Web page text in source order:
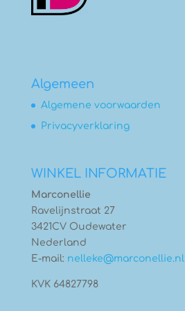
Algemeen
Algemene voorwaarden
Privacyverklaring
WINKEL INFORMATIE
Marconellie
Ravelijnstraat 27
3421CV Oudewater
Nederland
E-mail: nelleke@marconellie.nl
KVK 64827798